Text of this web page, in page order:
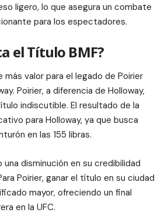
ligero, lo que asegura un combate
para los espectadores.
el Título BMF?
más valor para el legado de Poirier
Poirier, a diferencia de Holloway,
indiscutible. El resultado de la
para Holloway, ya que busca
en las 155 libras.
una disminución en su credibilidad
Poirier, ganar el título en su ciudad
mayor, ofreciendo un final
en la UFC.